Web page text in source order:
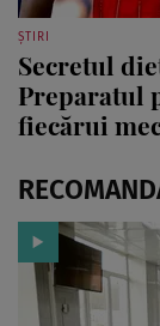
ȘTIRI
Secretul
Preparatul
fiecărui